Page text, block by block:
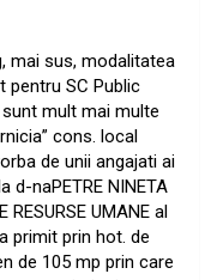
mai sus, modalitatea
pentru SC Public
mult mai multe
cons. local
de unii angajati ai
d-naPETRE NINETA
RESURSE UMANE al
primit prin hot. de
de 105 mp prin care